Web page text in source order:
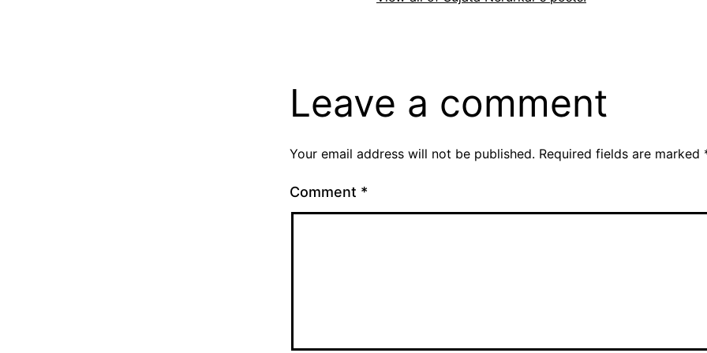
Leave a comment
Your email address will not be published. Required fields are marked
Comment *